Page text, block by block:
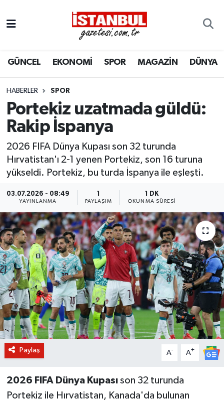
GÜNCEL EKONOMİ SPOR MAGAZİN DÜNYA
HABERLER SPOR
Portekiz uzatmada güldü:
Rakip İspanya
2026 FIFA Dünya Kupası son 32 turunda
Hırvatistan'ı 2-1 yenen Portekiz, son 16 turuna
yükseldi. Portekiz, bu turda İspanya ile eşleşti.
03.07.2026 - 08:49
YAYINLANMA PAYLAŞIM
1 DK
OKUNMA SÜRESI
Paylaş A- A+
2026 FIFA Dünya Kupası son 32 turunda
Portekiz ile Hırvatistan, Kanada'da bulunan
EKONOMİ
İSTANBUL
DÜNYA
KÜLTÜR SANAT
SAĞLIK
BİLİM VE TEKNOLOJİ
OTOMOBİL
KURUMSAL
Nöbetçi Eczaneler
Hava Durumu
Trafik Durumu
Süper Lig Puan Durumu ve Fikstür
Son Dakika Haberleri
Haber Arşivi